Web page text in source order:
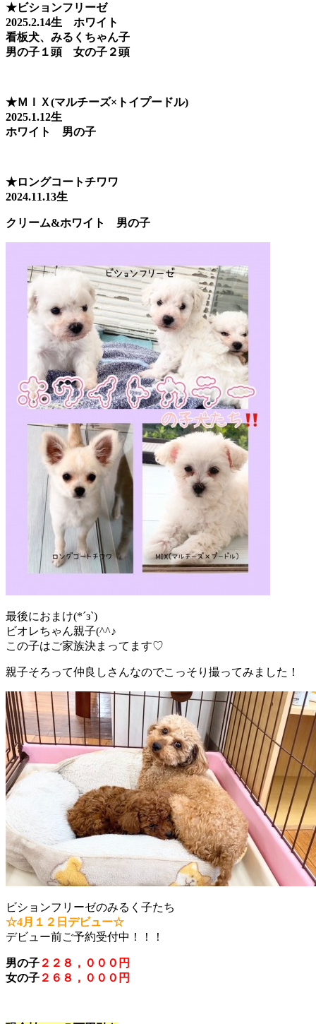
★ビションフリーゼ
2025.2.14生 ホワイト
看板犬、みるくちゃん子
男の子１頭 女の子２頭
★ＭＩＸ(マルチーズ×トイプードル)
2025.1.12生
ホワイト 男の子
★ロングコートチワワ
2024.11.13生
クリーム&ホワイト 男の子
最後におまけ(*´з`)
ビオレちゃん親子(^^♪
この子はご家族決まってます♡
親子そろって仲良しさんなのでこっそり撮ってみました！
ビションフリーゼのみるく子たち
☆4月１２日デビュー☆
デビュー前ご予約受付中！！！
男の子 ２２８，０００円
女の子 ２６８，０００円